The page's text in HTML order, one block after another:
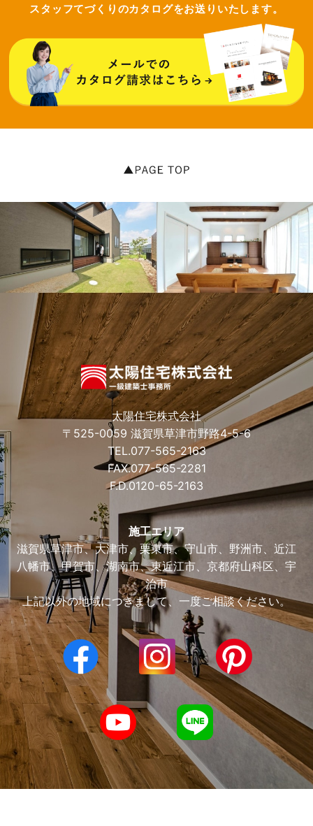
スタッフてづくりのカタログをお送りいたします。
太陽住宅株式会社
〒525-0059 滋賀県草津市野路4-5-6
TEL.077-565-2163
FAX.077-565-2281
F.D.0120-65-2163
施工エリア
滋賀県草津市、大津市、栗東市、守山市、野洲市、近江
八幡市、甲賀市、湖南市、東近江市、京都府山科区、宇
治市
上記以外の地域につきまして、一度ご相談ください。